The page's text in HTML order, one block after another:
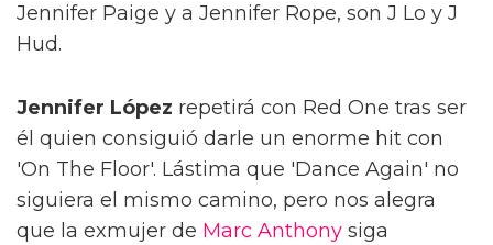
Jennifer Paige y a Jennifer Rope, son J Lo y J
Hud.
Jennifer López repetirá con Red One tras ser
él quien consiguió darle un enorme hit con
'On The Floor'. Lástima que 'Dance Again' no
siguiera el mismo camino, pero nos alegra
que la exmujer de Marc Anthony siga